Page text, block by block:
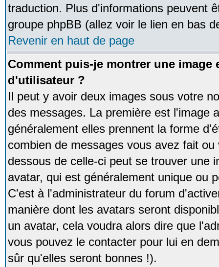
traduction. Plus d'informations peuvent
groupe phpBB (allez voir le lien en bas
Revenir en haut de page
Comment puis-je montrer une image
d'utilisateur ?
Il peut y avoir deux images sous votre
des messages. La première est l'image
généralement elles prennent la forme
combien de messages vous avez fait
dessous de celle-ci peut se trouver une
avatar, qui est généralement unique ou
C'est à l'administrateur du forum
manière dont les avatars seront
un avatar, cela voudra alors dire que
vous pouvez le contacter pour lui en
sûr qu'elles seront bonnes !).